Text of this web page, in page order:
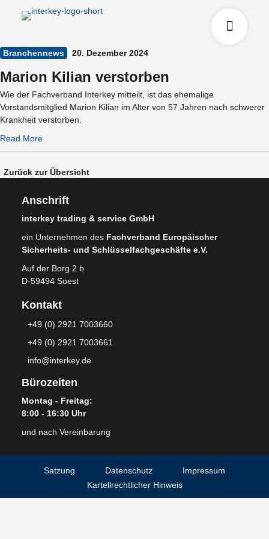
Branchennews 20. Dezember 2024
Marion Kilian verstorben
Wie der Fachverband Interkey mitteilt, ist das ehemalige
Vorstandsmitglied Marion Kilian im Alter von 57 Jahren nach schwerer
Krankheit verstorben.
Read More
Zurück zur Übersicht
Anschrift
interkey trading & service GmbH
ein Unternehmen des Fachverband Europäischer
Sicherheits- und Schlüsselfachgeschäfte e.V.
Auf der Borg 2 b
D-59494 Soest
Kontakt
+49 (0) 2921 7003660
+49 (0) 2921 7003661
info@interkey.de
Bürozeiten
Montag - Freitag:
8:00 - 16:30 Uhr
und nach Vereinbarung
Satzung Datenschutz
Impressum
Kartellrechtlicher Hinweis